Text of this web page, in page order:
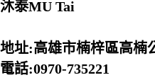
沐泰MU Tai
地址:高雄市楠梓區高楠
電話:0970-735221